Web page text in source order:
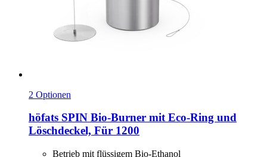
2 Optionen
höfats SPIN Bio-​Burner mit Eco-​Ring und
Löschdeckel, Für 1200
Betrieb mit flüssigem Bio-Ethanol